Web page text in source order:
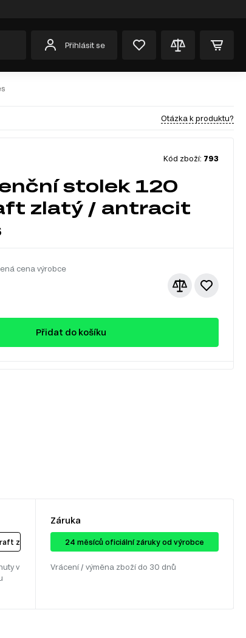
Přihlásit se
Otázka k produktu?
Kód zboží: 793
stolek 120
zlatý / antracit
cena výrobce
Přidat do košíku
zlatý / antracit
v
Záruka
24 ​​​​měsíců oficiální záruky od výrobce
Vrácení / výměna zboží do 30 dnů